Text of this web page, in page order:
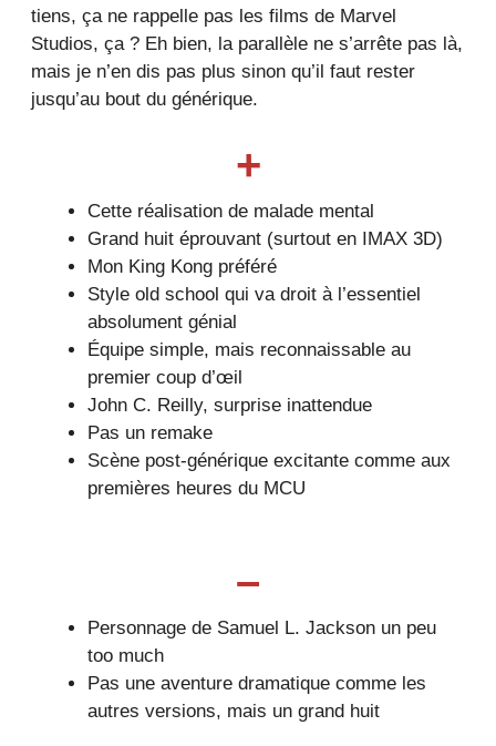
tiens, ça ne rappelle pas les films de Marvel
Studios, ça ? Eh bien, la parallèle ne s’arrête pas là,
mais je n’en dis pas plus sinon qu’il faut rester
jusqu’au bout du générique.
+
Cette réalisation de malade mental
Grand huit éprouvant (surtout en IMAX 3D)
Mon King Kong préféré
Style old school qui va droit à l’essentiel
absolument génial
Équipe simple, mais reconnaissable au
premier coup d’œil
John C. Reilly, surprise inattendue
Pas un remake
Scène post-générique excitante comme aux
premières heures du MCU
–
Personnage de Samuel L. Jackson un peu
too much
Pas une aventure dramatique comme les
autres versions, mais un grand huit